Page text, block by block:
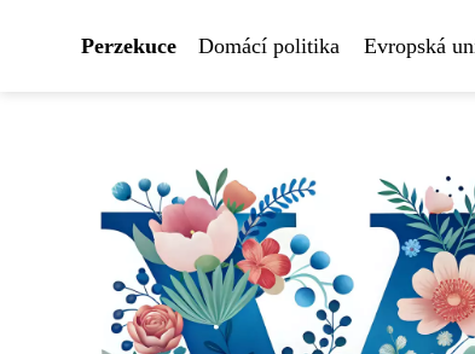
Perzekuce Domácí politika Evropská